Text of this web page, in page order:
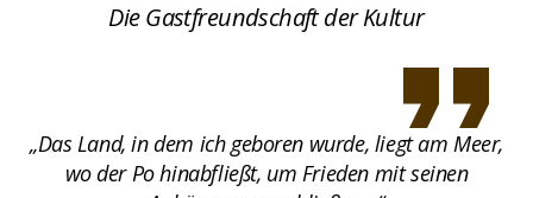
Die Gastfreundschaft der Kultur
„Das Land, in dem ich geboren wurde, liegt am Meer,
wo der Po hinabfließt, um Frieden mit seinen